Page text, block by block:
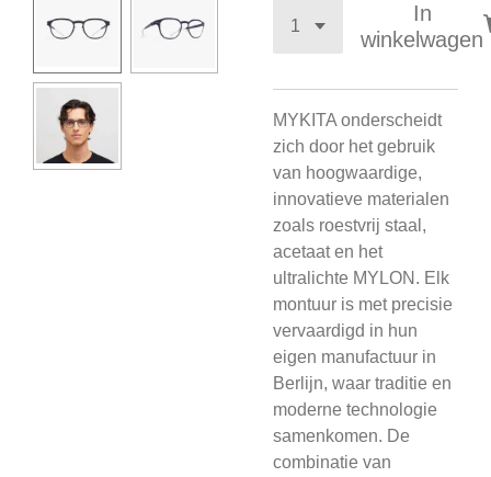
In
winkelwagen
MYKITA onderscheidt
zich door het gebruik
van hoogwaardige,
innovatieve materialen
zoals roestvrij staal,
acetaat en het
ultralichte MYLON. Elk
montuur is met precisie
vervaardigd in hun
eigen manufactuur in
Berlijn, waar traditie en
moderne technologie
samenkomen. De
combinatie van